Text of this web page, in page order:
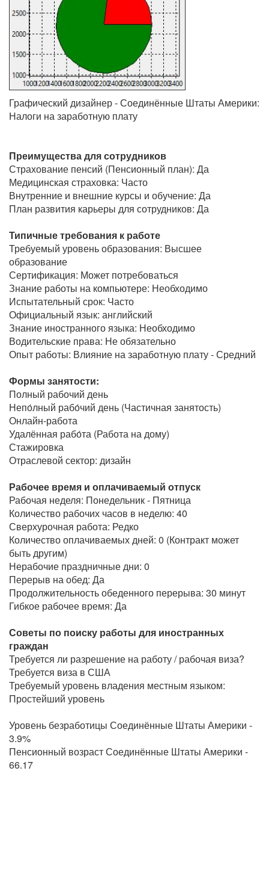
Графический дизайнер - Соединённые Штаты Америки:
Налоги на заработную плату
Преимущества для сотрудников
Страхование пенсий (Пенсионный план): Да
Медицинская страховка: Часто
Внутренние и внешние курсы и обучение: Да
План развития карьеры для сотрудников: Да
Типичные требования к работе
Требуемый уровень образования: Высшее
образование
Сертификация: Может потребоваться
Знание работы на компьютере: Необходимо
Испытательный срок: Часто
Официальный язык: английский
Знание иностранного языка: Необходимо
Водительские права: Не обязательно
Опыт работы: Влияние на заработную плату - Средний
Формы занятости:
Полный рабочий день
Непо́лный рабо́чий день (Частичная занятость)
Онлайн-работа
Удалённая рабо́та (Работа на дому)
Стажировка
Отраслевой сектор: дизайн
Рабочее время и оплачиваемый отпуск
Рабочая неделя: Понедельник - Пятница
Количество рабочих часов в неделю: 40
Сверхурочная работа: Редко
Количество оплачиваемых дней: 0 (Контракт может
быть другим)
Нерабочие праздничные дни: 0
Перерыв на обед: Да
Продолжительность обеденного перерыва: 30 минут
Гибкое рабочее время: Да
Советы по поиску работы для иностранных
граждан
Требуется ли разрешение на работу / рабочая виза?
Требуется виза в США
Требуемый уровень владения местным языком:
Простейший уровень
Уровень безработицы Соединённые Штаты Америки -
3.9%
Пенсионный возраст Соединённые Штаты Америки -
66.17